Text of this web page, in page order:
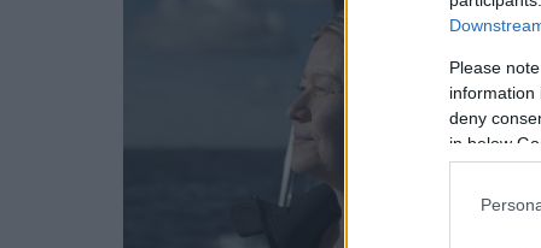
Please
information
deny
in below